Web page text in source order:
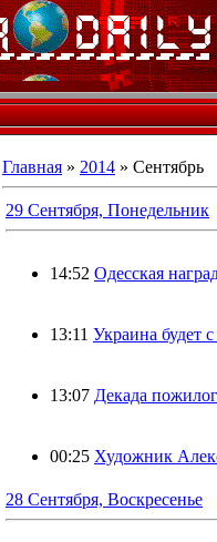
Главная » 2014 » Сентябрь
29 Сентября, Понедельник
14:52 Одесская
13:11 Украина будет с
13:07 Декада
00:25 Художник
28 Сентября, Воскресенье